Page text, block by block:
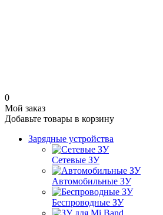
0
Мой заказ
Добавьте товары в корзину
Зарядные устройства
Сетевые ЗУ
Автомобильные ЗУ
Беспроводные ЗУ